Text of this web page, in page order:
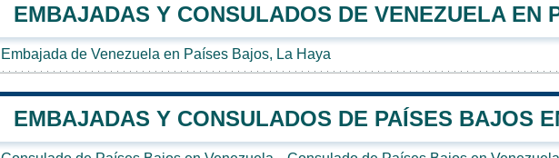
EMBAJADAS Y CONSULADOS DE VENEZUELA EN
Embajada de Venezuela en Países Bajos, La Haya
EMBAJADAS Y CONSULADOS DE PAÍSES BAJOS